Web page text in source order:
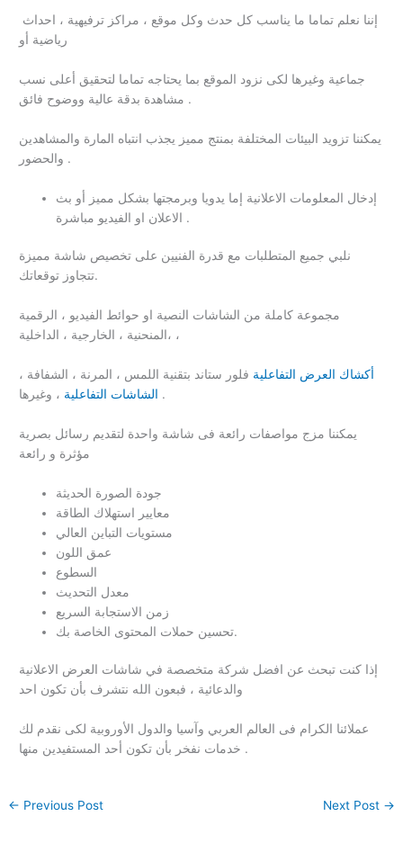
إننا نعلم تماما ما يناسب كل حدث وكل موقع ، مراكز ترفيهية ، احداث
رياضية أو
جماعية وغيرها لكى نزود الموقع بما يحتاجه تماما لتحقيق أعلى نسب
مشاهدة بدقة عالية ووضوح فائق .
يمكننا تزويد البيئات المختلفة بمنتج مميز يجذب انتباه المارة والمشاهدين
والحضور .
إدخال المعلومات الاعلانية إما يدويا وبرمجتها بشكل مميز أو بث
الاعلان او الفيديو مباشرة .
نلبي جميع المتطلبات مع قدرة الفنيين على تخصيص شاشة مميزة
تتجاوز توقعاتك.
مجموعة كاملة من الشاشات النصية او حوائط الفيديو ، الرقمية
،المنحنية ، الخارجية ، الداخلية ،
أكشاك العرض التفاعلية فلور ستاند بتقنية اللمس ، المرنة ، الشفافة ،
الشاشات التفاعلية ، وغيرها .
يمكننا مزج مواصفات رائعة فى شاشة واحدة لتقديم رسائل بصرية
مؤثرة و رائعة
جودة الصورة الحديثة
معايير استهلاك الطاقة
مستويات التباين العالي
عمق اللون
السطوع
معدل التحديث
زمن الاستجابة السريع
تحسين حملات المحتوى الخاصة بك.
إذا كنت تبحث عن افضل شركة متخصصة في شاشات العرض الاعلانية
والدعائية ، فبعون الله نتشرف بأن تكون احد
عملائنا الكرام فى العالم العربي وآسيا والدول الأوروبية لكى نقدم لك
خدمات نفخر بأن تكون أحد المستفيدين منها .
← Previous Post Next Post →